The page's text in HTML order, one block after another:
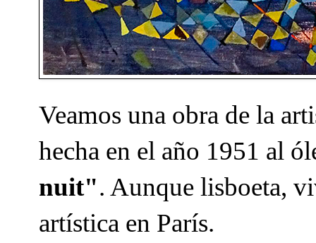
Veamos una obra de la
hecha en el año 1951 al
nuit". Aunque lisboeta,
artística en París.